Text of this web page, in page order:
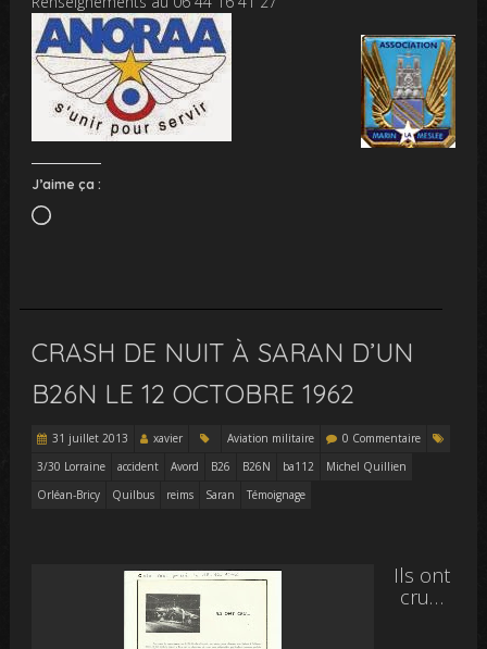
J’aime ça :
Chargement…
CRASH DE NUIT À SARAN D’UN
B26N LE 12 OCTOBRE 1962
31 juillet 2013 xavier Aviation militaire
0 Commentaire
3/30 Lorraine
accident Avord B26 B26N ba112
Michel Quillien
Orléan-Bricy
Quilbus reims Saran Témoignage
Ils ont
cru…